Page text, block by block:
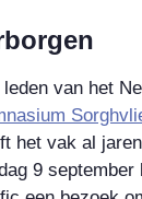
van het
het vak al
9 september